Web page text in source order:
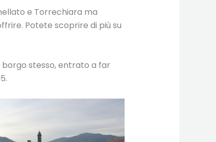
e Torrechiara ma
Potete scoprire di più su
stesso, entrato a far